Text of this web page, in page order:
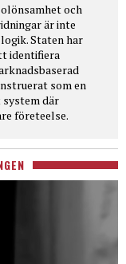
olönsamhet och
är inte
Staten har
identifiera
som en
system där
företeelse.